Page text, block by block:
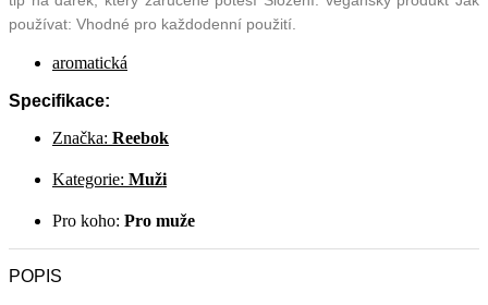
používat: Vhodné pro každodenní použití.
aromatická
Specifikace:
Značka: Reebok
Kategorie: Muži
Pro koho: Pro muže
POPIS